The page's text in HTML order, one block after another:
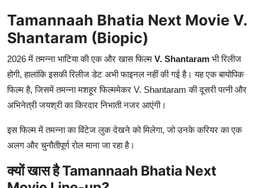
Tamannaah Bhatia Next Movie V.
Shantaram (Biopic)
2026 में तमन्ना भाटिया की एक और खास फिल्म V. Shantaram भी रिलीज
होगी, हालांकि इसकी रिलीज डेट अभी फाइनल नहीं की गई है। यह एक बायोपिक
फिल्म है, जिसमें तमन्ना मशहूर फिल्ममेकर V. Shantaram की दूसरी पत्नी और
अभिनेत्री जयश्री का किरदार निभाती नजर आएंगी।
इस फिल्म में तमन्ना का विंटेज लुक देखने को मिलेगा, जो उनके करियर का एक
अलग और चुनौतीपूर्ण रोल माना जा रहा है।
क्यों खास है Tamannaah Bhatia Next